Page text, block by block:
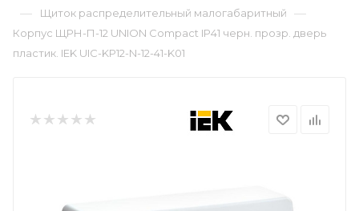
— Щиток распределительный малогабаритный —
Корпус ЩРН-П-12 UNION Compact IP41 черн. прозр. дверь
пластик. IEK UIC-KP12-N-12-41-K01